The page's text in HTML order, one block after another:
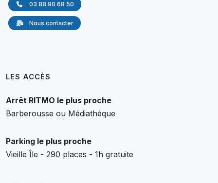
03 88 90 68 50
Nous contacter
LES ACCÈS
Arrêt RITMO le plus proche
Barberousse ou Médiathèque
Parking le plus proche
Vieille Île - 290 places - 1h gratuite